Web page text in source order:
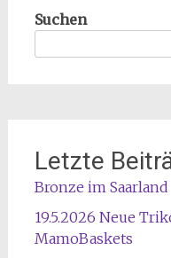
Suchen
Letzte
Bronze im Saarland
19.5.2026 Neue
MamoBaskets